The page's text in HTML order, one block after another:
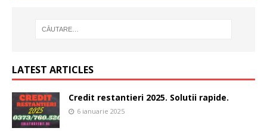
LATEST ARTICLES
Credit restantieri 2025. Solutii rapide.
6 ianuarie 2025